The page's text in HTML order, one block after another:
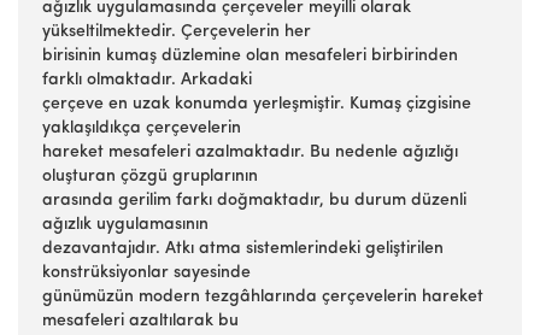
ağızlık uygulamasında çerçeveler meyilli olarak
yükseltilmektedir. Çerçevelerin her
birisinin kumaş düzlemine olan mesafeleri birbirinden
farklı olmaktadır. Arkadaki
çerçeve en uzak konumda yerleşmiştir. Kumaş çizgisine
yaklaşıldıkça çerçevelerin
hareket mesafeleri azalmaktadır. Bu nedenle ağızlığı
oluşturan çözgü gruplarının
arasında gerilim farkı doğmaktadır, bu durum düzenli
ağızlık uygulamasının
dezavantajıdır. Atkı atma sistemlerindeki geliştirilen
konstrüksiyonlar sayesinde
günümüzün modern tezgâhlarında çerçevelerin hareket
mesafeleri azaltılarak bu